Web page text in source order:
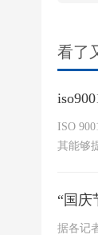
看了
ISO
其能够
“国庆
据各记